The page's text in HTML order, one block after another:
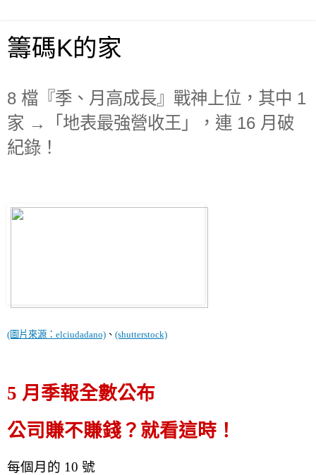
籌碼K的家
8 檔『季、月高成長』戰神上位，其中 1
家 →「地表最強營收王」，連 16 月破
紀錄！
(圖片來源：elciudadano) 、 (shutterstock)
5 月季報全數公布
公司賺不賺錢？就看這時！
每個月的 10 號